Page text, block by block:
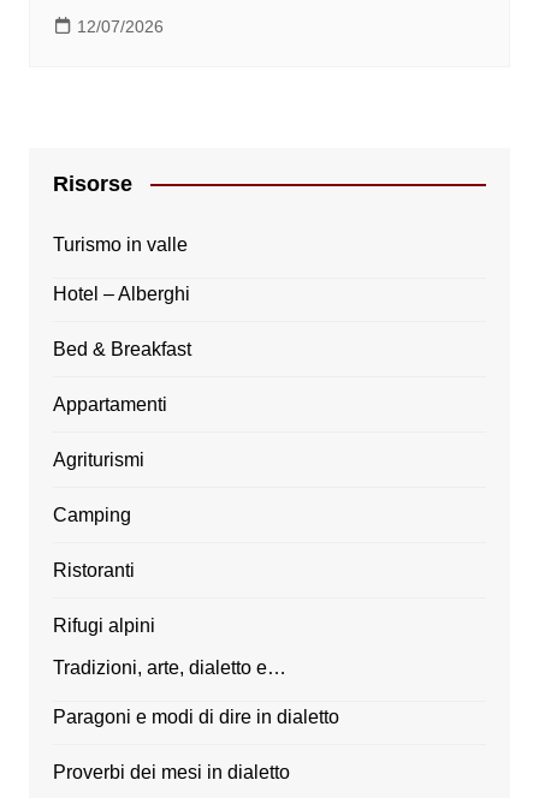
12/07/2026
Risorse
Turismo in valle
Hotel – Alberghi
Bed & Breakfast
Appartamenti
Agriturismi
Camping
Ristoranti
Rifugi alpini
Tradizioni, arte, dialetto e…
Paragoni e modi di dire in dialetto
Proverbi dei mesi in dialetto